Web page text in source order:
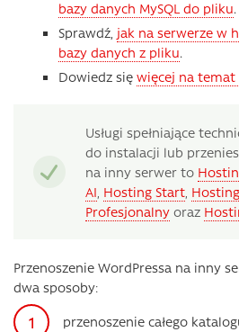
bazy danych MySQL do pliku.
Sprawdź, jak na serwerze w
bazy danych z pliku.
Dowiedz się więcej na temat
Usługi spełniające
do instalacji lub
na inny serwer to
AI, Hosting Start,
Profesjonalny oraz
Przenoszenie WordPressa na inny
dwa sposoby:
przenoszenie całego